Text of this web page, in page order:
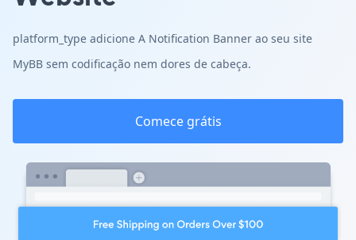
platform_type adicione A Notification Banner ao seu site
MyBB sem codificação nem dores de cabeça.
Comece grátis